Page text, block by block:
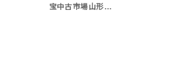
宝中古市場山形…